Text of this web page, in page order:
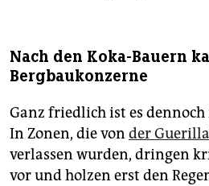
Nach den Koka-Bauern
Bergbaukonzerne
Ganz friedlich ist es
In Zonen, die von der
verlassen wurden, dringen
vor und holzen erst den